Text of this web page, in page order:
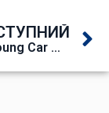
Конкурс Young Car Mechanic 2026